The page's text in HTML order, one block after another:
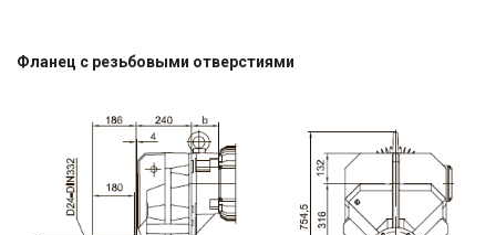
Фланец с резьбовыми отверстиями